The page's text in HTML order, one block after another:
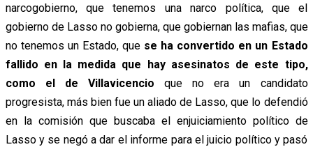
narcogobierno, que tenemos una narco política, que el
gobierno de Lasso no gobierna, que gobiernan las mafias, que
no tenemos un Estado, que se ha convertido en un Estado
fallido en la medida que hay asesinatos de este tipo,
como el de Villavicencio que no era un candidato
progresista, más bien fue un aliado de Lasso, que lo defendió
en la comisión que buscaba el enjuiciamiento político de
Lasso y se negó a dar el informe para el juicio político y pasó